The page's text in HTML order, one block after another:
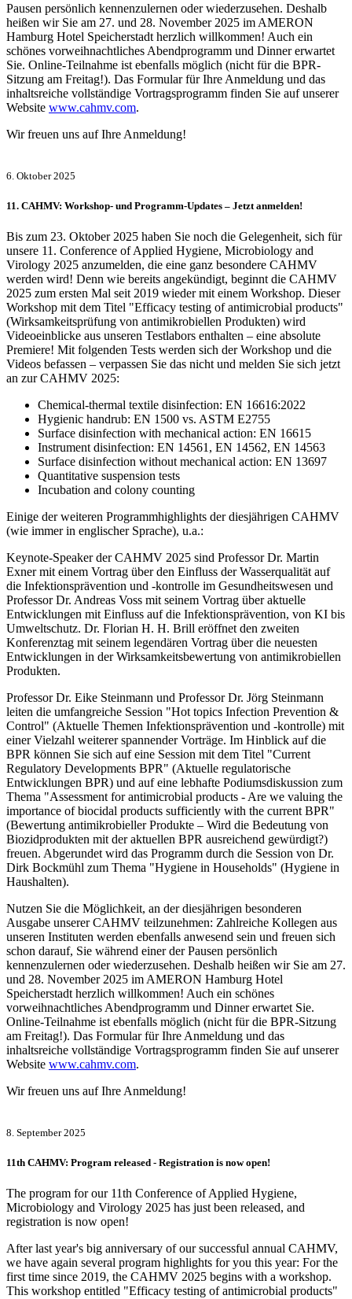
Pausen persönlich kennenzulernen oder wiederzusehen. Deshalb
heißen wir Sie am 27. und 28. November 2025 im AMERON
Hamburg Hotel Speicherstadt herzlich willkommen! Auch ein
schönes vorweihnachtliches Abendprogramm und Dinner erwartet
Sie. Online-Teilnahme ist ebenfalls möglich (nicht für die BPR-
Sitzung am Freitag!). Das Formular für Ihre Anmeldung und das
inhaltsreiche vollständige Vortragsprogramm finden Sie auf unserer
Website www.cahmv.com.
Wir freuen uns auf Ihre Anmeldung!
6. Oktober 2025
11. CAHMV: Workshop- und Programm-Updates – Jetzt anmelden!
Bis zum 23. Oktober 2025 haben Sie noch die Gelegenheit, sich für
unsere 11. Conference of Applied Hygiene, Microbiology and
Virology 2025 anzumelden, die eine ganz besondere CAHMV
werden wird! Denn wie bereits angekündigt, beginnt die CAHMV
2025 zum ersten Mal seit 2019 wieder mit einem Workshop. Dieser
Workshop mit dem Titel "Efficacy testing of antimicrobial products"
(Wirksamkeitsprüfung von antimikrobiellen Produkten) wird
Videoeinblicke aus unseren Testlabors enthalten – eine absolute
Premiere! Mit folgenden Tests werden sich der Workshop und die
Videos befassen – verpassen Sie das nicht und melden Sie sich jetzt
an zur CAHMV 2025:
Chemical-thermal textile disinfection: EN 16616:2022
Hygienic handrub: EN 1500 vs. ASTM E2755
Surface disinfection with mechanical action: EN 16615
Instrument disinfection: EN 14561, EN 14562, EN 14563
Surface disinfection without mechanical action: EN 13697
Quantitative suspension tests
Incubation and colony counting
Einige der weiteren Programmhighlights der diesjährigen CAHMV
(wie immer in englischer Sprache), u.a.:
Keynote-Speaker der CAHMV 2025 sind Professor Dr. Martin
Exner mit einem Vortrag über den Einfluss der Wasserqualität auf
die Infektionsprävention und -kontrolle im Gesundheitswesen und
Professor Dr. Andreas Voss mit seinem Vortrag über aktuelle
Entwicklungen mit Einfluss auf die Infektionsprävention, von KI bis
Umweltschutz. Dr. Florian H. H. Brill eröffnet den zweiten
Konferenztag mit seinem legendären Vortrag über die neuesten
Entwicklungen in der Wirksamkeitsbewertung von antimikrobiellen
Produkten.
Professor Dr. Eike Steinmann und Professor Dr. Jörg Steinmann
leiten die umfangreiche Session "Hot topics Infection Prevention &
Control" (Aktuelle Themen Infektionsprävention und -kontrolle) mit
einer Vielzahl weiterer spannender Vorträge. Im Hinblick auf die
BPR können Sie sich auf eine Session mit dem Titel "Current
Regulatory Developments BPR" (Aktuelle regulatorische
Entwicklungen BPR) und auf eine lebhafte Podiumsdiskussion zum
Thema "Assessment for antimicrobial products - Are we valuing the
importance of biocidal products sufficiently with the current BPR"
(Bewertung antimikrobieller Produkte – Wird die Bedeutung von
Biozidprodukten mit der aktuellen BPR ausreichend gewürdigt?)
freuen. Abgerundet wird das Programm durch die Session von Dr.
Dirk Bockmühl zum Thema "Hygiene in Households" (Hygiene in
Haushalten).
Nutzen Sie die Möglichkeit, an der diesjährigen besonderen
Ausgabe unserer CAHMV teilzunehmen: Zahlreiche Kollegen aus
unseren Instituten werden ebenfalls anwesend sein und freuen sich
schon darauf, Sie während einer der Pausen persönlich
kennenzulernen oder wiederzusehen. Deshalb heißen wir Sie am 27.
und 28. November 2025 im AMERON Hamburg Hotel
Speicherstadt herzlich willkommen! Auch ein schönes
vorweihnachtliches Abendprogramm und Dinner erwartet Sie.
Online-Teilnahme ist ebenfalls möglich (nicht für die BPR-Sitzung
am Freitag!). Das Formular für Ihre Anmeldung und das
inhaltsreiche vollständige Vortragsprogramm finden Sie auf unserer
Website www.cahmv.com.
Wir freuen uns auf Ihre Anmeldung!
8. September 2025
11th CAHMV: Program released - Registration is now open!
The program for our 11th Conference of Applied Hygiene,
Microbiology and Virology 2025 has just been released, and
registration is now open!
After last year's big anniversary of our successful annual CAHMV,
we have again several program highlights for you this year: For the
first time since 2019, the CAHMV 2025 begins with a workshop.
This workshop entitled "Efficacy testing of antimicrobial products"